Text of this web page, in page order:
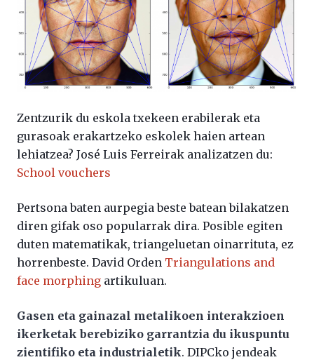
Zentzurik du eskola txekeen erabilerak eta
gurasoak erakartzeko eskolek haien artean
lehiatzea? José Luis Ferreirak analizatzen du:
School vouchers
Pertsona baten aurpegia beste batean bilakatzen
diren gifak oso popularrak dira. Posible egiten
duten matematikak, triangeluetan oinarrituta, ez
horrenbeste. David Orden Triangulations and
face morphing artikuluan.
Gasen eta gainazal metalikoen interakzioen
ikerketak berebiziko garrantzia du ikuspuntu
zientifiko eta industrialetik. DIPCko jendeak